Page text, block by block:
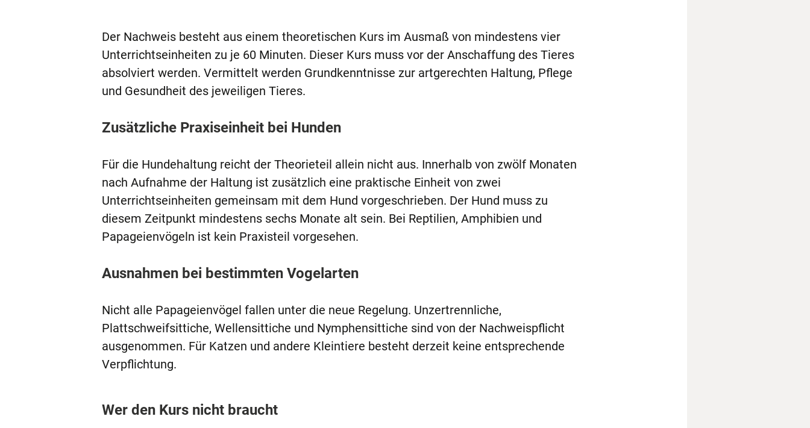
Der Nachweis besteht aus einem theoretischen Kurs im Ausmaß von mindestens vier
Unterrichtseinheiten zu je 60 Minuten. Dieser Kurs muss vor der Anschaffung des Tieres
absolviert werden. Vermittelt werden Grundkenntnisse zur artgerechten Haltung, Pflege
und Gesundheit des jeweiligen Tieres.
Zusätzliche Praxiseinheit bei Hunden
Für die Hundehaltung reicht der Theorieteil allein nicht aus. Innerhalb von zwölf Monaten
nach Aufnahme der Haltung ist zusätzlich eine praktische Einheit von zwei
Unterrichtseinheiten gemeinsam mit dem Hund vorgeschrieben. Der Hund muss zu
diesem Zeitpunkt mindestens sechs Monate alt sein. Bei Reptilien, Amphibien und
Papageienvögeln ist kein Praxisteil vorgesehen.
Ausnahmen bei bestimmten Vogelarten
Nicht alle Papageienvögel fallen unter die neue Regelung. Unzertrennliche,
Plattschweifsittiche, Wellensittiche und Nymphensittiche sind von der Nachweispflicht
ausgenommen. Für Katzen und andere Kleintiere besteht derzeit keine entsprechende
Verpflichtung.
Wer den Kurs nicht braucht